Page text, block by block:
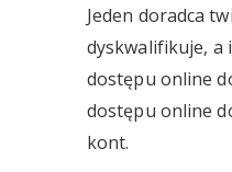
Jeden doradca
dyskwalifikuje, a
dostępu online
dostępu online
kont.